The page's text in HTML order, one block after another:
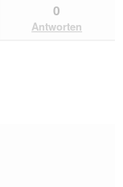
0
Antworten